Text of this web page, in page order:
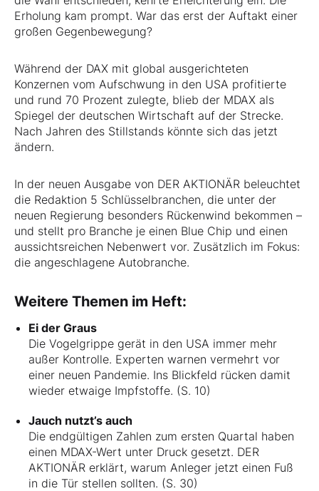
Erholung kam prompt. War das erst der Auftakt einer
großen Gegenbewegung?
Während der DAX mit global ausgerichteten
Konzernen vom Aufschwung in den USA profitierte
und rund 70 Prozent zulegte, blieb der MDAX als
Spiegel der deutschen Wirtschaft auf der Strecke.
Nach Jahren des Stillstands könnte sich das jetzt
ändern.
In der neuen Ausgabe von DER AKTIONÄR beleuchtet
die Redaktion 5 Schlüsselbranchen, die unter der
neuen Regierung besonders Rückenwind bekommen –
und stellt pro Branche je einen Blue Chip und einen
aussichtsreichen Nebenwert vor. Zusätzlich im Fokus:
die angeschlagene Autobranche.
Weitere Themen im Heft:
Ei der Graus
Die Vogelgrippe gerät in den USA immer mehr
außer Kontrolle. Experten warnen vermehrt vor
einer neuen Pandemie. Ins Blickfeld rücken damit
wieder etwaige Impfstoffe. (S. 10)
Jauch nutzt’s auch
Die endgültigen Zahlen zum ersten Quartal haben
einen MDAX-Wert unter Druck gesetzt. DER
AKTIONÄR erklärt, warum Anleger jetzt einen Fuß
in die Tür stellen sollten. (S. 30)